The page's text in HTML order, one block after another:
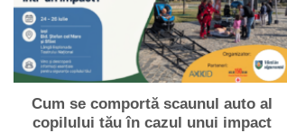
Cum se comportă scaunul auto al
copilului tău în cazul unui impact